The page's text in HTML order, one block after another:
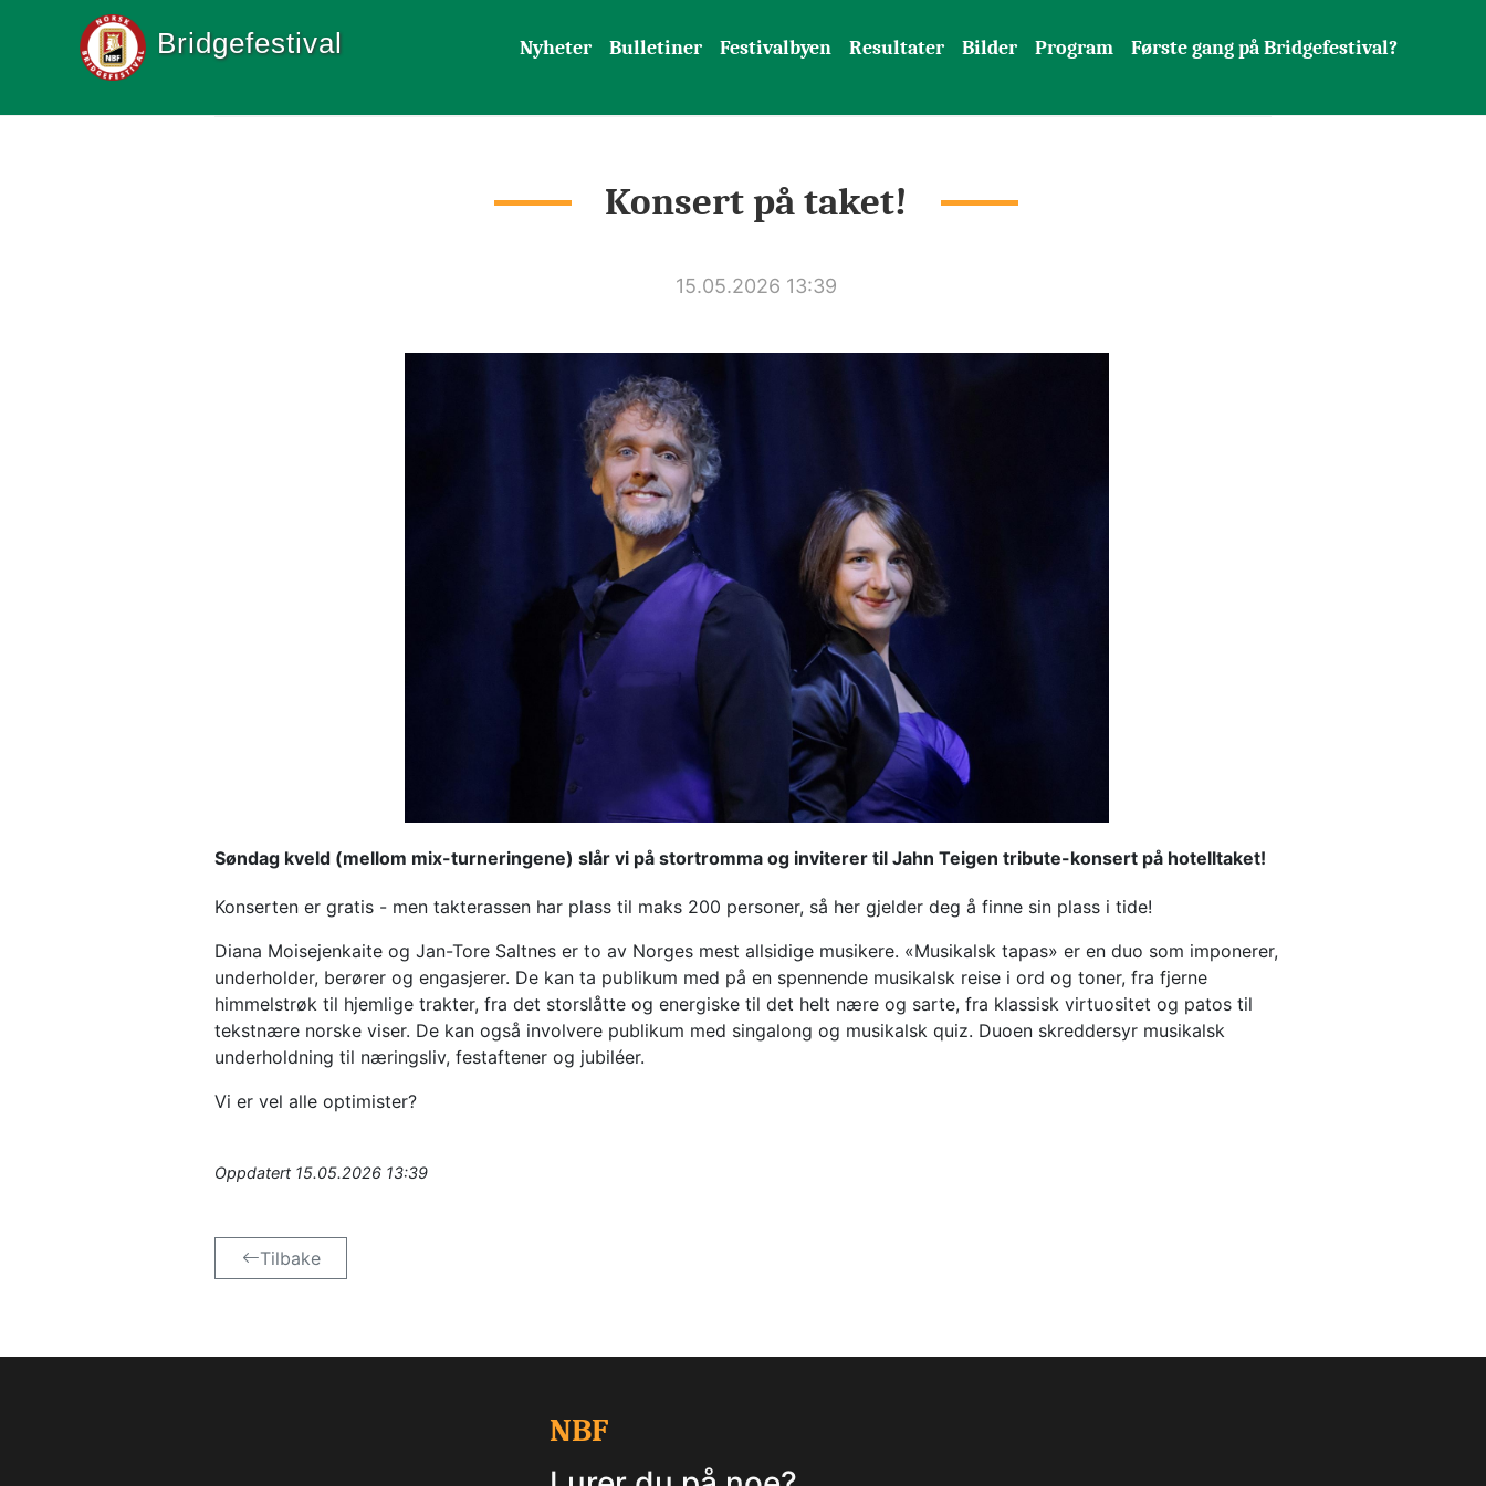
Bridgefestival Nyheter Bulletiner Festivalbyen Resultater Bilder Program Første gang på Bridgefestival?
Konsert på taket!
15.05.2026 13:39
Søndag kveld (mellom mix-turneringene) slår vi på stortromma og inviterer til Jahn Teigen tribute-konsert på hotelltaket!
Konserten er gratis - men takterassen har plass til maks 200 personer, så her gjelder deg å finne sin plass i tide!
Diana Moisejenkaite og Jan-Tore Saltnes er to av Norges mest allsidige musikere. «Musikalsk tapas» er en duo som imponerer,
underholder, berører og engasjerer. De kan ta publikum med på en spennende musikalsk reise i ord og toner, fra fjerne
himmelstrøk til hjemlige trakter, fra det storslåtte og energiske til det helt nære og sarte, fra klassisk virtuositet og patos til
tekstnære norske viser. De kan også involvere publikum med singalong og musikalsk quiz. Duoen skreddersyr musikalsk
underholdning til næringsliv, festaftener og jubiléer.
Vi er vel alle optimister?
Oppdatert 15.05.2026 13:39
Tilbake
NBF